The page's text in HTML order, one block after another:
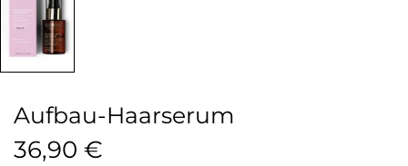
Aufbau-Haarserum
36,90 €